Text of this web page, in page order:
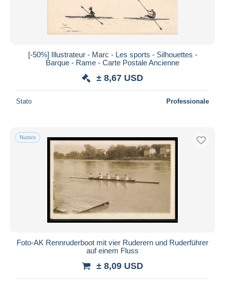
[-50%] Illustrateur - Marc - Les sports - Silhouettes -
Barque - Rame - Carte Postale Ancienne
± 8,67 USD
Stato Professionale
Nuovo
Foto-AK Rennruderboot mit vier Ruderern und Ruderführer
auf einem Fluss
± 8,09 USD